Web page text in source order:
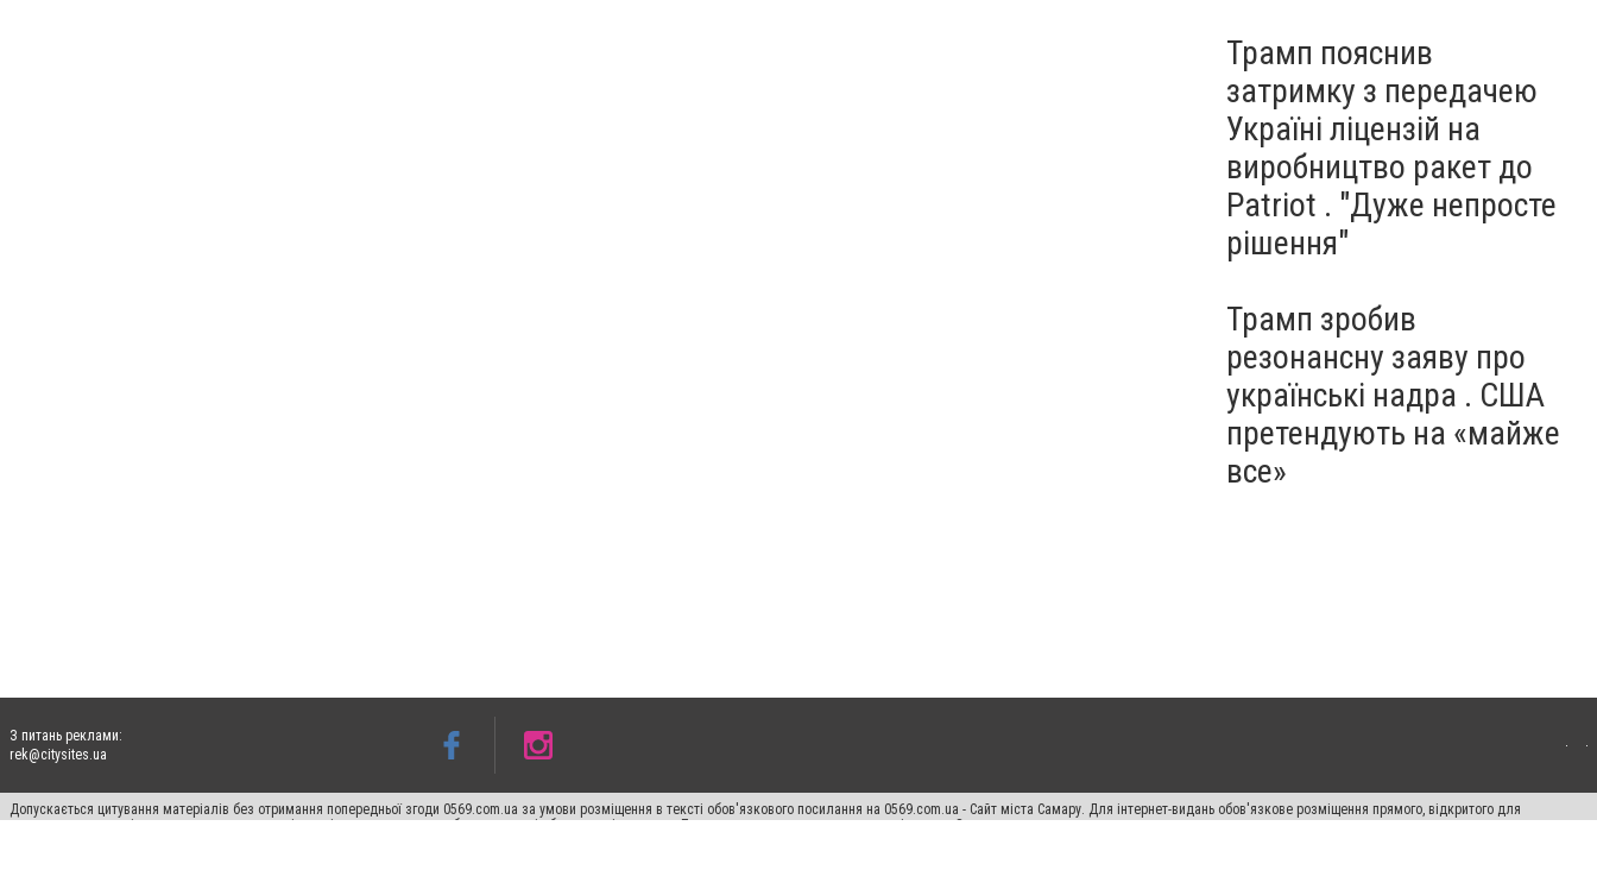
Трамп пояснив
затримку з передачею
Україні ліцензій на
виробництво ракет до
Patriot . "Дуже непросте
рішення"
Трамп зробив
резонансну заяву про
українські надра . США
претендують на «майже
все»
З питань реклами:
rek@citysites.ua
Допускається цитування матеріалів без отримання попередньої згоди 0569.com.ua за умови розміщення в тексті обов'язкового посилання на 0569.com.ua - Сайт міста Самару. Для інтернет-видань обов'язкове розміщення прямого, відкритого для
пошукових систем гіперпосилання на цитовані статті не нижче другого абзацу в тексті або в якості джерела. Порушення виняткових прав переслідується Законом.